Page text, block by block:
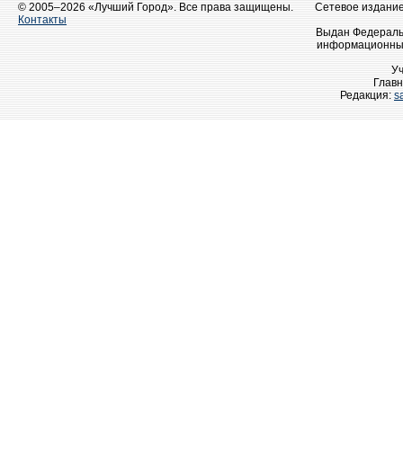
© 2005–2026 «Лучший Город». Все права защищены.
Контакты
Сетевое
Выдан
Редакция: